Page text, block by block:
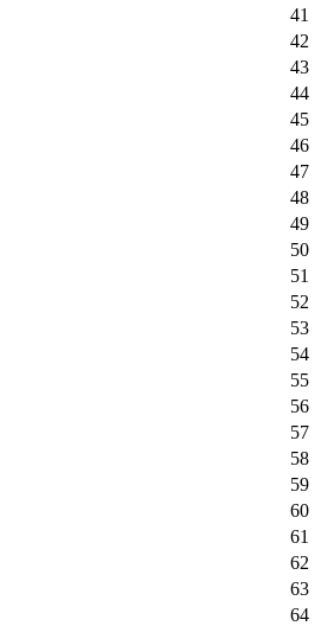
41
42
43
44
45
46
47
48
49
50
51
52
53
54
55
56
57
58
59
60
61
62
63
64